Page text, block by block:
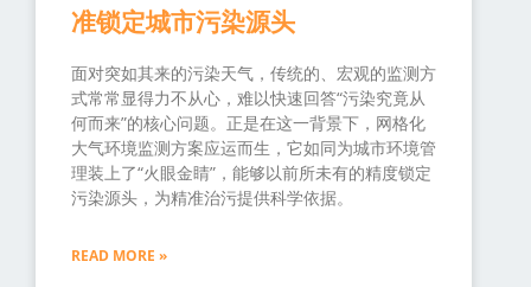
准锁定城市污染源头
面对突如其来的污染天气，传统的、宏观的监测方
式常常显得力不从心，难以快速回答“污染究竟从
何而来”的核心问题。正是在这一背景下，网格化
大气环境监测方案应运而生，它如同为城市环境管
理装上了“火眼金睛”，能够以前所未有的精度锁定
污染源头，为精准治污提供科学依据。
READ MORE »